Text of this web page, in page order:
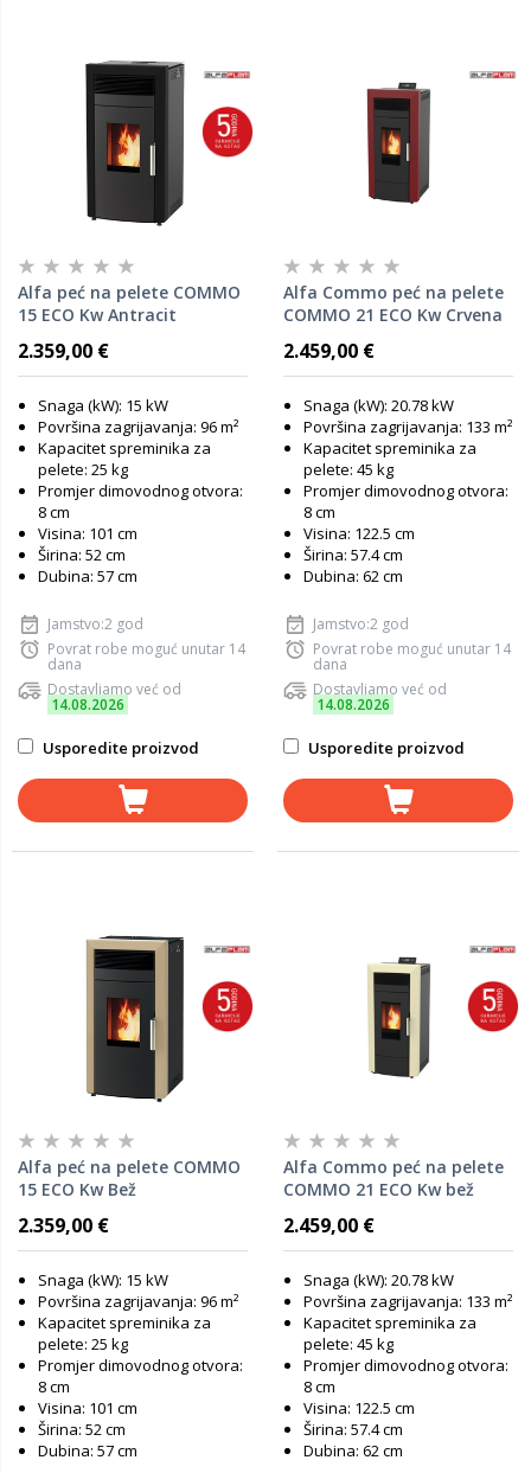
Alfa peć na pelete COMMO
15 ECO Kw Antracit
2.359,00 €
Snaga (kW): 15 kW
Površina zagrijavanja: 96 m²
Kapacitet spreminika za
pelete: 25 kg
Promjer dimovodnog otvora:
8 cm
Visina: 101 cm
Širina: 52 cm
Dubina: 57 cm
Jamstvo:2 god
Povrat robe moguć unutar 14
dana
Dostavljamo već od
14.08.2026
Usporedite proizvod
Alfa Commo peć na pelete
COMMO 21 ECO Kw Crvena
2.459,00 €
Snaga (kW): 20.78 kW
Površina zagrijavanja: 133 m²
Kapacitet spreminika za
pelete: 45 kg
Promjer dimovodnog otvora:
8 cm
Visina: 122.5 cm
Širina: 57.4 cm
Dubina: 62 cm
Jamstvo:2 god
Povrat robe moguć unutar 14
dana
Dostavljamo već od
14.08.2026
Usporedite proizvod
Alfa peć na pelete COMMO
15 ECO Kw Bež
2.359,00 €
Snaga (kW): 15 kW
Površina zagrijavanja: 96 m²
Kapacitet spreminika za
pelete: 25 kg
Promjer dimovodnog otvora:
8 cm
Visina: 101 cm
Širina: 52 cm
Dubina: 57 cm
Alfa Commo peć na pelete
COMMO 21 ECO Kw bež
2.459,00 €
Snaga (kW): 20.78 kW
Površina zagrijavanja: 133 m²
Kapacitet spreminika za
pelete: 45 kg
Promjer dimovodnog otvora:
8 cm
Visina: 122.5 cm
Širina: 57.4 cm
Dubina: 62 cm